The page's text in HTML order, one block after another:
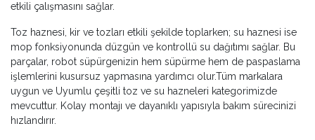
etkili çalışmasını sağlar.
Toz haznesi, kir ve tozları etkili şekilde toplarken; su haznesi ise
mop fonksiyonunda düzgün ve kontrollü su dağıtımı sağlar. Bu
parçalar, robot süpürgenizin hem süpürme hem de paspaslama
işlemlerini kusursuz yapmasına yardımcı olur.Tüm markalara
uygun ve Uyumlu çeşitli toz ve su hazneleri kategorimizde
mevcuttur. Kolay montajı ve dayanıklı yapısıyla bakım sürecinizi
hızlandırır.